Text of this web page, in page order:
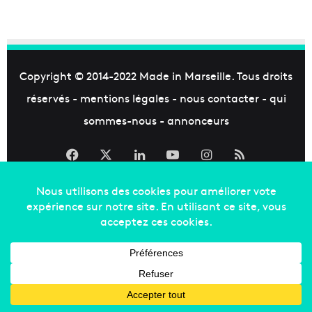
Copyright © 2014-2022 Made in Marseille. Tous droits
réservés - mentions légales- nous contacter- qui
sommes-nous- annonceurs
Facebook LinkedinYouTubeInstagram